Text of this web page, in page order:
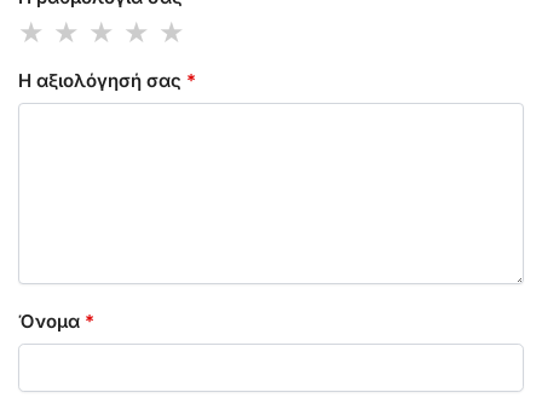
Η αξιολόγησή σας *
Όνομα *